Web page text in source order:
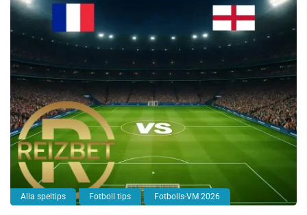
Alla speltips Fotboll tips Fotbolls-VM 2026